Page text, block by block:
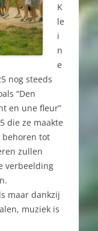
K
le
i
n
e
nog steeds
“Den
en une fleur”
die ze maakte
behoren tot
zullen
verbeelding
maar dankzij
muziek is